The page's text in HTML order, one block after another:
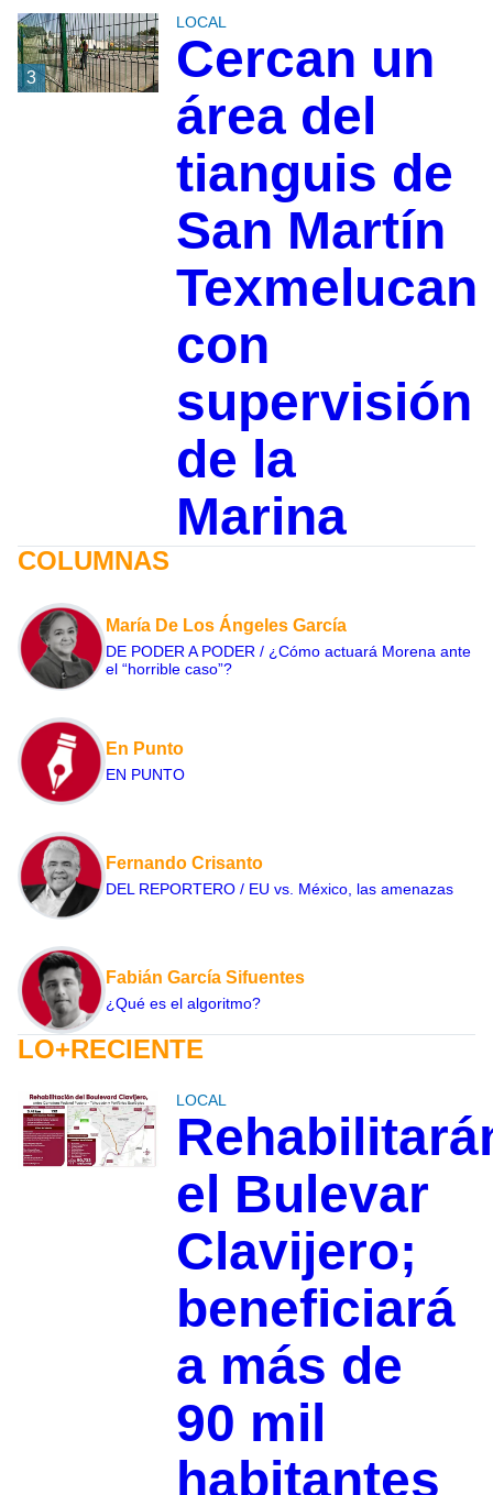
3
LOCAL
Cercan un
área del
tianguis de
San Martín
Texmelucan
con
supervisión
de la
Marina
COLUMNAS
María De Los Ángeles García
DE PODER A PODER / ¿Cómo actuará Morena ante
el “horrible caso”?
En Punto
EN PUNTO
Fernando Crisanto
DEL REPORTERO / EU vs. México, las amenazas
Fabián García Sifuentes
¿Qué es el algoritmo?
LO+RECIENTE
LOCAL
el Bulevar
Clavijero;
beneficiará
a más de
90 mil
habitantes